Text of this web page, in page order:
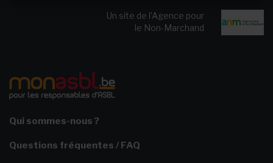
Un site de l’Agence pour
le Non-Marchand
Qui sommes-nous ?
Questions fréquentes / FAQ